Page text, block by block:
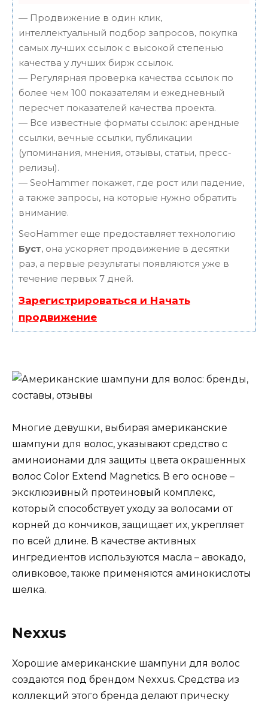
— Продвижение в один клик,
интеллектуальный подбор запросов, покупка
самых лучших ссылок с высокой степенью
качества у лучших бирж ссылок.
— Регулярная проверка качества ссылок по
более чем 100 показателям и ежедневный
пересчет показателей качества проекта.
— Все известные форматы ссылок: арендные
ссылки, вечные ссылки, публикации
(упоминания, мнения, отзывы, статьи, пресс-
релизы).
— SeoHammer покажет, где рост или падение,
а также запросы, на которые нужно обратить
внимание.
SeoHammer еще предоставляет технологию
Буст, она ускоряет продвижение в десятки
раз, а первые результаты появляются уже в
течение первых 7 дней.
Зарегистрироваться и Начать
продвижение
Многие девушки, выбирая американские
шампуни для волос, указывают средство с
аминоионами для защиты цвета окрашенных
волос Color Extend Magnetics. В его основе –
эксклюзивный протеиновый комплекс,
который способствует уходу за волосами от
корней до кончиков, защищает их, укрепляет
по всей длине. В качестве активных
ингредиентов используются масла – авокадо,
оливковое, также применяются аминокислоты
шелка.
Nexxus
Хорошие американские шампуни для волос
создаются под брендом Nexxus. Средства из
коллекций этого бренда делают прическу